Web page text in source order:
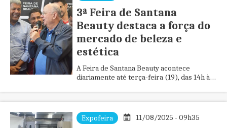
3ª Feira de Santana
Beauty destaca a força do
mercado de beleza e
estética
A Feira de Santana Beauty acontece
diariamente até terça-feira (19), das 14h às
Expofeira 11/08/2025 - 09h35